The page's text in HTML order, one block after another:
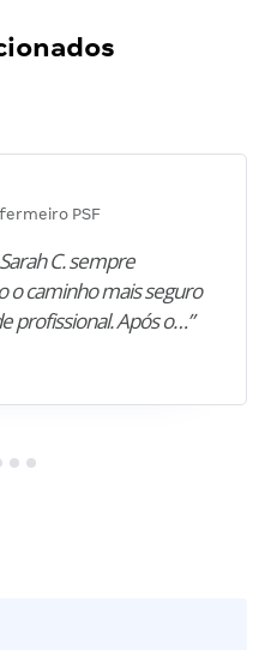
PSF
C. sempre
o caminho mais seguro
profissional. Após o…”